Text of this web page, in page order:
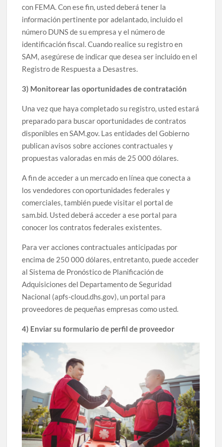
con FEMA. Con ese fin, usted deberá tener la
información pertinente por adelantado, incluido el
número DUNS de su empresa y el número de
identificación fiscal. Cuando realice su registro en
SAM, asegúrese de indicar que desea ser incluido en el
Registro de Respuesta a Desastres.
3) Monitorear las oportunidades de contratación
Una vez que haya completado su registro, usted estará
preparado para buscar oportunidades de contratos
disponibles en SAM.gov. Las entidades del Gobierno
publican avisos sobre acciones contractuales y
propuestas valoradas en más de 25 000 dólares.
A fin de acceder a un mercado en línea que conecta a
los vendedores con oportunidades federales y
comerciales, también puede visitar el portal de
sam.bid. Usted deberá acceder a ese portal para
conocer los contratos federales existentes.
Para ver acciones contractuales anticipadas por
encima de 250 000 dólares, entretanto, puede acceder
al Sistema de Pronóstico de Planificación de
Adquisiciones del Departamento de Seguridad
Nacional (apfs-cloud.dhs.gov), un portal para
proveedores de pequeñas empresas como usted.
4) Enviar su formulario de perfil de proveedor